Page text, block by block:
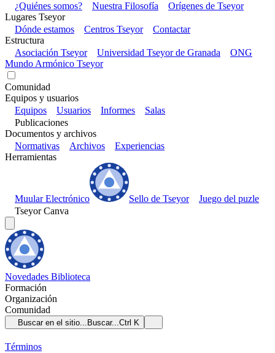
¿Quiénes somos?
Nuestra Filosofía
Orígenes de Tseyor
Lugares Tseyor
Dónde estamos
Centros Tseyor
Contactar
Estructura
Asociación Tseyor
Universidad Tseyor de Granada
ONG
Mundo Armónico Tseyor
Comunidad
Equipos y usuarios
Equipos
Usuarios Informes
Salas
Publicaciones
Documentos y archivos
Normativas
Archivos
Experiencias
Herramientas
Muular Electrónico Sello de Tseyor
Juego del puzle
Tseyor Canva
Novedades Biblioteca
Formación
Organización
Comunidad
Buscar en el sitio... Buscar...Ctrl K
Términos